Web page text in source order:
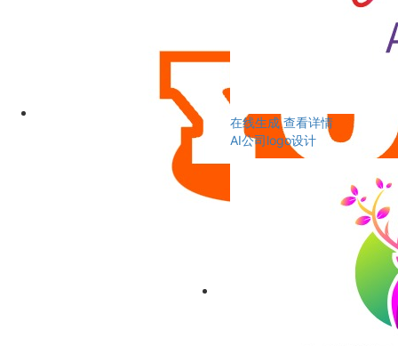
在线生成 查看详情
AI公司logo设计